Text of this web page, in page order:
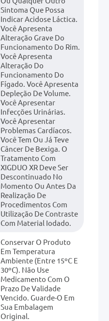
Sintoma Que Possa
Indicar Acidose Láctica.
Você Apresenta
Alteração Grave Do
Funcionamento Do Rim.
Você Apresenta
Alteração Do
Funcionamento Do
Fígado. Você Apresenta
Depleção De Volume.
Você Apresentar
Infecções Urinárias.
Você Apresentar
Problemas Cardíacos.
Você Tem Ou Já Teve
Câncer De Bexiga. O
Tratamento Com
XIGDUO XR Deve Ser
Descontinuado No
Momento Ou Antes Da
Realização De
Procedimentos Com
Utilização De Contraste
Com Material Iodado.
Conservar O Produto
Em Temperatura
Ambiente (entre 15ºC E
30ºC). Não Use
Medicamento Com O
Prazo De Validade
Vencido. Guarde-O Em
Sua Embalagem
Original.